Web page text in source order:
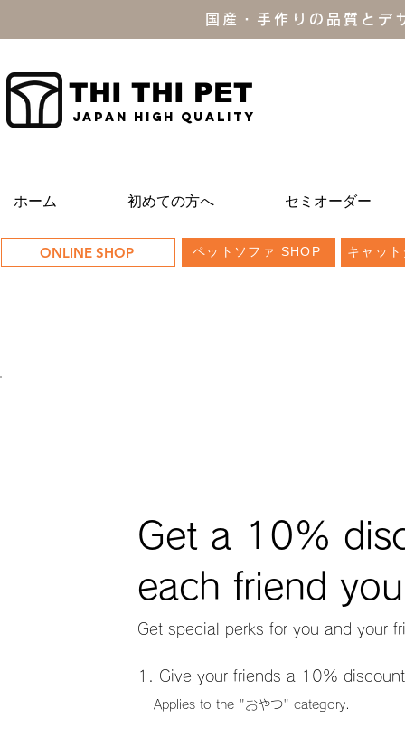
国産・手作りの品質と
THI THI PET
JAPAN high quality
ホーム 初めての方へ セミオーダー
ONLINE SHOP ペットソファ SHOP キャッ
Get a 10%
each friend
Get special perks for you and your
Give your friends a 10%
Applies to the "おやつ" category.